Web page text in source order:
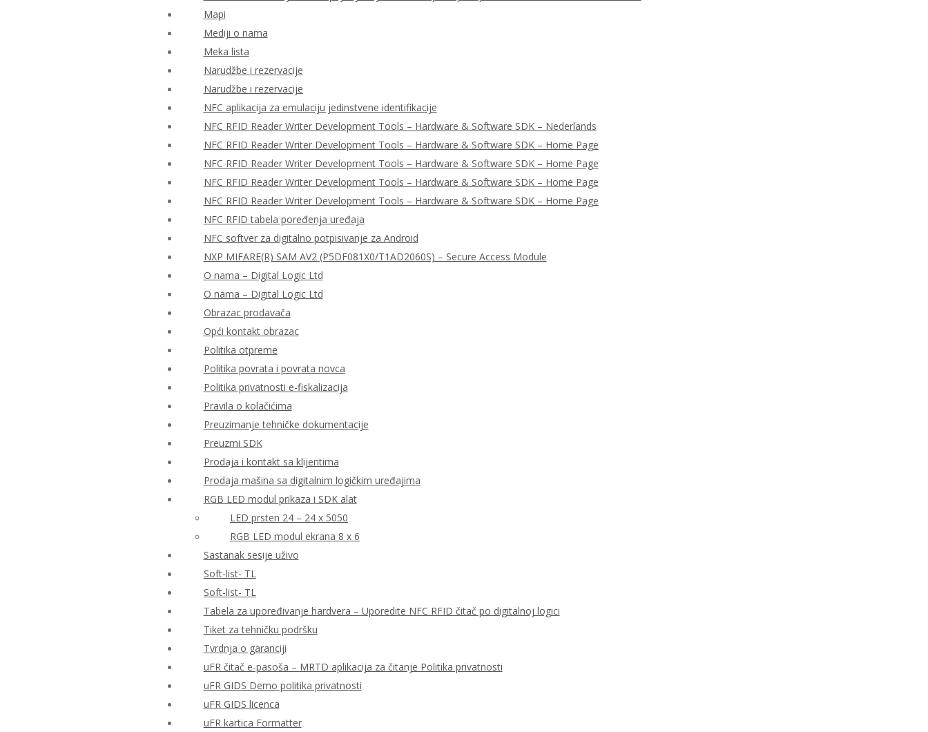
Mapi
Mediji o nama
Meka lista
Narudžbe i rezervacije
Narudžbe i rezervacije
NFC aplikacija za emulaciju jedinstvene identifikacije
NFC RFID Reader Writer Development Tools – Hardware & Software SDK – Nederlands
NFC RFID Reader Writer Development Tools – Hardware & Software SDK – Home Page
NFC RFID Reader Writer Development Tools – Hardware & Software SDK – Home Page
NFC RFID Reader Writer Development Tools – Hardware & Software SDK – Home Page
NFC RFID Reader Writer Development Tools – Hardware & Software SDK – Home Page
NFC RFID tabela poređenja uređaja
NFC softver za digitalno potpisivanje za Android
NXP MIFARE(R) SAM AV2 (P5DF081X0/T1AD2060S) – Secure Access Module
O nama – Digital Logic Ltd
O nama – Digital Logic Ltd
Obrazac prodavača
Opći kontakt obrazac
Politika otpreme
Politika povrata i povrata novca
Politika privatnosti e-fiskalizacija
Pravila o kolačićima
Preuzimanje tehničke dokumentacije
Preuzmi SDK
Prodaja i kontakt sa klijentima
Prodaja mašina sa digitalnim logičkim uređajima
RGB LED modul prikaza i SDK alat
LED prsten 24 – 24 x 5050
RGB LED modul ekrana 8 x 6
Sastanak sesije uživo
Soft-list- TL
Soft-list- TL
Tabela za upoređivanje hardvera – Uporedite NFC RFID čitač po digitalnoj logici
Tiket za tehničku podršku
Tvrdnja o garanciji
uFR čitač e-pasoša – MRTD aplikacija za čitanje Politika privatnosti
uFR GIDS Demo politika privatnosti
uFR GIDS licenca
uFR kartica Formatter